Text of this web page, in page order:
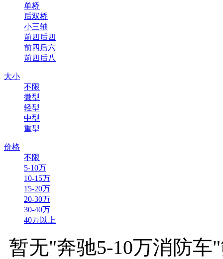
单桥
后双桥
小三轴
前四后四
前四后六
前四后八
大小
不限
微型
轻型
中型
重型
价格
不限
5-10万
10-15万
15-20万
20-30万
30-40万
40万以上
暂无"奔驰5-10万消防车